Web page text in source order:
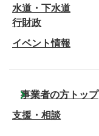
水道・下水道
行財政
イベント情報
事業者の方トップ
支援・相談